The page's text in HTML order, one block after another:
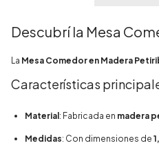
Descubrí la Mesa
La Mesa Comedor en Madera
Características
Material : Fabricada en madera
Medidas: Con dimensiones de